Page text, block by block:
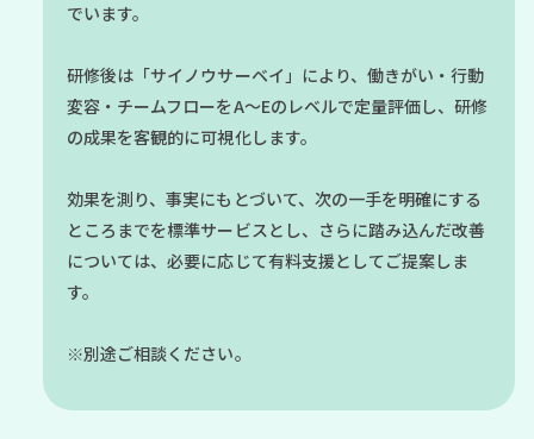
でいます。
研修後は「サイノウサーベイ」により、働きがい・行動
変容・チームフローをA〜Eのレベルで定量評価し、研修
の成果を客観的に可視化します。
効果を測り、事実にもとづいて、次の一手を明確にする
ところまでを標準サービスとし、さらに踏み込んだ改善
については、必要に応じて有料支援としてご提案しま
す。
※別途ご相談ください。